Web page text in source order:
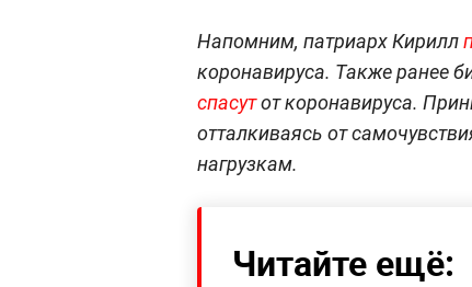
Напомним, патриарх Кирилл
коронавируса. Также ранее
спасутот коронавируса.
отталкиваясь от
нагрузкам.
Читайте ещё: